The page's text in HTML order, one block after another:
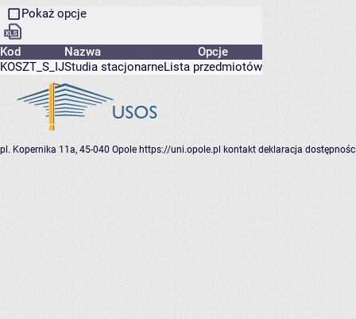
Pokaż opcje
Kod Nazwa
Opcje
KOSZT_S_IJStudia stacjonarneLista przedmiotów
pl. Kopernika 11a, 45-040 Opole https://uni.opole.pl kontakt deklaracja